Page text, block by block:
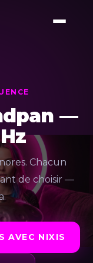
—
Chacun
de choisir —
AVEC NIXIS